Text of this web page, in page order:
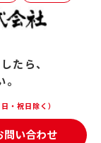
たら、
日・祝日除く）
問い合わせ